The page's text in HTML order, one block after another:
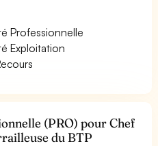
Professionnelle
Exploitation
(PRO) pour Chef
du BTP